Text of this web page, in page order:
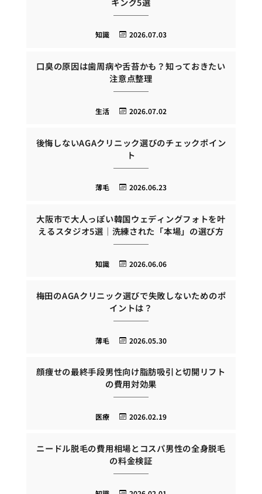
2026.07.03
知識
口臭の原因は歯周病や舌苔かも？知っておきたい
注意点整理
2026.07.02
生活
後悔しないAGAクリニック選びのチェックポイン
ト
2026.06.23
薄毛
大阪市で大人っぽい韓国ウェディングフォトを叶
えるスタジオ5選｜洗練された「本場」の選び方
2026.06.06
知識
梅田のAGAクリニック選びで失敗しないためのポ
イントは？
2026.05.30
薄毛
顔痩せの最終手段男性向け脂肪吸引と切開リフト
の費用対効果
2026.02.19
医療
ニードル脱毛の費用相場とコスパ男性の全身脱毛
の料金検証